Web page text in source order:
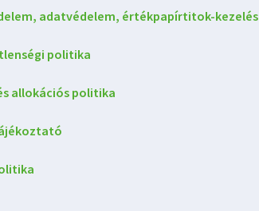
adatvédelem, értékpapírtitok-kezelés
politika
allokációs politika